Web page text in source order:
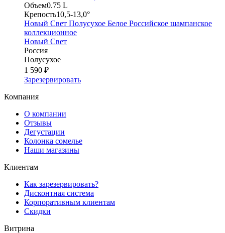
Объем0.75 L
Крепость10,5-13,0°
Новый Свет Полусухое Белое Российское шампанское
коллекционное
Новый Свет
Россия
Полусухое
1 590 ₽
Зарезервировать
Компания
О компании
Отзывы
Дегустации
Колонка сомелье
Наши магазины
Клиентам
Как зарезервировать?
Дисконтная система
Корпоративным клиентам
Скидки
Витрина